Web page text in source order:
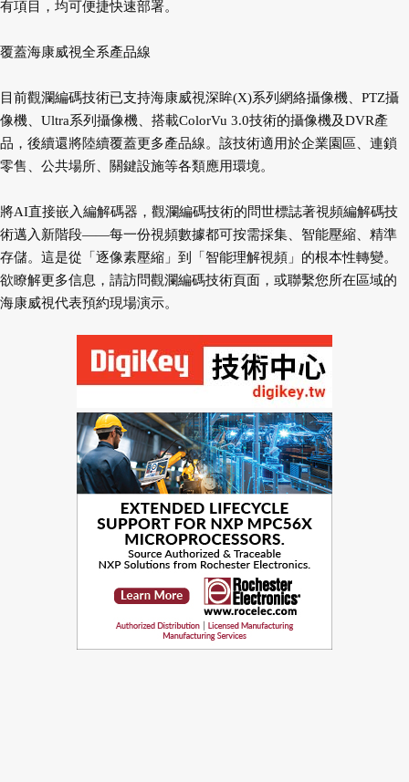
有項目，均可便捷快速部署。
覆蓋海康威視全系產品線
目前觀瀾編碼技術已支持海康威視深眸(X)系列網絡攝像機、PTZ攝
像機、Ultra系列攝像機、搭載ColorVu 3.0技術的攝像機及DVR產
品，後續還將陸續覆蓋更多產品線。該技術適用於企業園區、連鎖
零售、公共場所、關鍵設施等各類應用環境。
將AI直接嵌入編解碼器，觀瀾編碼技術的問世標誌著視頻編解碼技
術邁入新階段——每一份視頻數據都可按需採集、智能壓縮、精準
存儲。這是從「逐像素壓縮」到「智能理解視頻」的根本性轉變。
欲瞭解更多信息，請訪問觀瀾編碼技術頁面，或聯繫您所在區域的
海康威視代表預約現場演示。